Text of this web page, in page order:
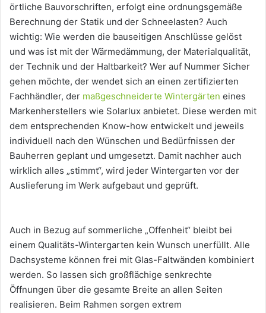
örtliche Bauvorschriften, erfolgt eine ordnungsgemäße
Berechnung der Statik und der Schneelasten? Auch
wichtig: Wie werden die bauseitigen Anschlüsse gelöst
und was ist mit der Wärmedämmung, der Materialqualität,
der Technik und der Haltbarkeit? Wer auf Nummer Sicher
gehen möchte, der wendet sich an einen zertifizierten
Fachhändler, der maßgeschneiderte Wintergärten eines
Markenherstellers wie Solarlux anbietet. Diese werden mit
dem entsprechenden Know-how entwickelt und jeweils
individuell nach den Wünschen und Bedürfnissen der
Bauherren geplant und umgesetzt. Damit nachher auch
wirklich alles „stimmt“, wird jeder Wintergarten vor der
Auslieferung im Werk aufgebaut und geprüft.
Auch in Bezug auf sommerliche „Offenheit“ bleibt bei
einem Qualitäts-Wintergarten kein Wunsch unerfüllt. Alle
Dachsysteme können frei mit Glas-Faltwänden kombiniert
werden. So lassen sich großflächige senkrechte
Öffnungen über die gesamte Breite an allen Seiten
realisieren. Beim Rahmen sorgen extrem